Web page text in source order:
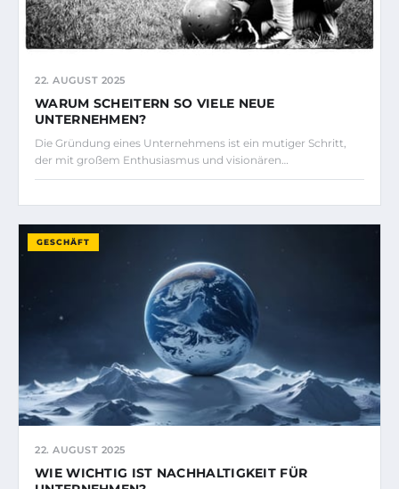
22. AUGUST 2025
WARUM SCHEITERN SO VIELE NEUE
UNTERNEHMEN?
Die Gründung eines Unternehmens ist ein mutiger Schritt,
der mit großem Enthusiasmus und visionären…
GESCHÄFT
22. AUGUST 2025
WIE WICHTIG IST NACHHALTIGKEIT FÜR